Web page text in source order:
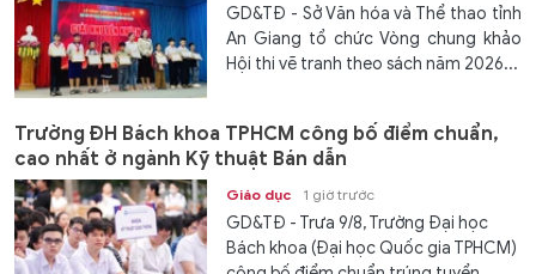
GD&TĐ - Sở Văn hóa và Thể thao tỉnh
An Giang tổ chức Vòng chung khảo
Hội thi vẽ tranh theo sách năm 2026...
Trường ĐH Bách khoa TPHCM công bố điểm chuẩn,
cao nhất ở ngành Kỹ thuật Bán dẫn
Giáo dục 1 giờ trước
GD&TĐ - Trưa 9/8, Trường Đại học
Bách khoa (Đại học Quốc gia TPHCM)